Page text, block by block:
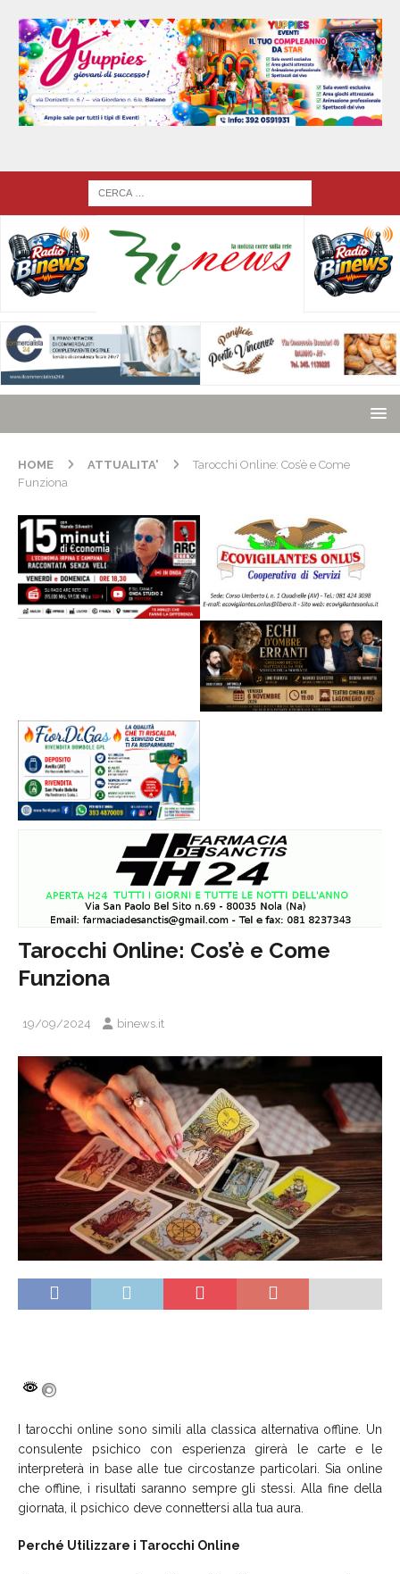
HOME ATTUALITA'
Tarocchi Online: Cos’è e Come
Funziona
Tarocchi Online: Cos’è e Come
Funziona
19/09/2024 binews.it
I tarocchi online sono simili alla classica alternativa offline. Un
consulente psichico con esperienza girerà le carte e le
interpreterà in base alle tue circostanze particolari. Sia online
che offline, i risultati saranno sempre gli stessi. Alla fine della
giornata, il psichico deve connettersi alla tua aura.
Perché Utilizzare i Tarocchi Online